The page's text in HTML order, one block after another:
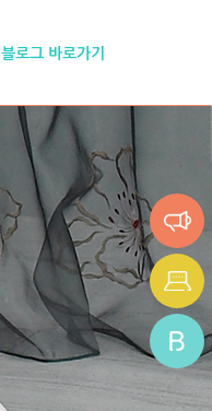
블로그 바로가기